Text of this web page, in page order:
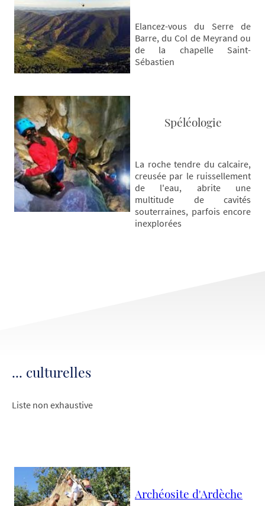
Elancez-vous du Serre de
Barre, du Col de Meyrand ou
de la chapelle Saint-
Sébastien
Spéléologie
La roche tendre du calcaire,
creusée par le ruissellement
de l'eau, abrite une
multitude de cavités
souterraines, parfois encore
inexplorées
... culturelles
Liste non exhaustive
Archéosite d'Ardèche